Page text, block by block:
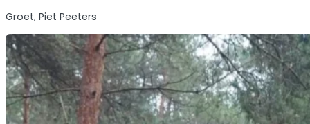
Groet, Piet Peeters